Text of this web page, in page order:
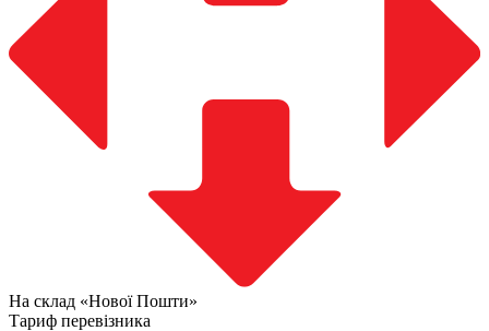
На склад «Нової Пошти»
Тариф перевізника